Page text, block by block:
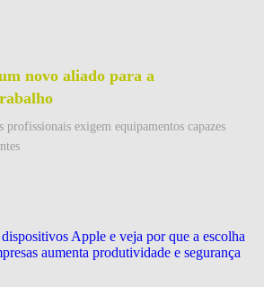
novo aliado para a
profissionais exigem equipamentos capazes